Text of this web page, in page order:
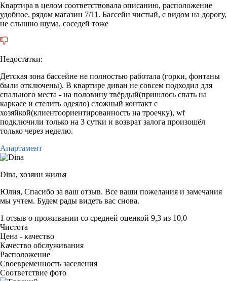
Квартира в целом соответствовала описанию, расположение
удобное, рядом магазин 7/11. Бассейн чистый, с видом на дорогу,
не слышно шума, соседей тоже
Недостатки:
Детская зона бассейне не полностью работала (горки, фонтаны
были отключены). В квартире диван не совсем подходил для
спального места - на половину твёрдый(пришлось спать на
каркасе и стелить одеяло) сложный контакт с
хозяйкой(клиентоориентированность на троечку), wf
подключили только на 3 сутки и возврат залога произошёл
только через неделю.
Апартамент
Dina, хозяин жилья
Юлия, Спасибо за ваш отзыв. Все ваши пожелания и замечания
мы учтем. Будем рады видеть вас снова.
1 отзыв о проживании со средней оценкой 9,3 из 10,0
Чистота
Цена - качество
Качество обслуживания
Расположение
Своевременность заселения
Соответствие фото